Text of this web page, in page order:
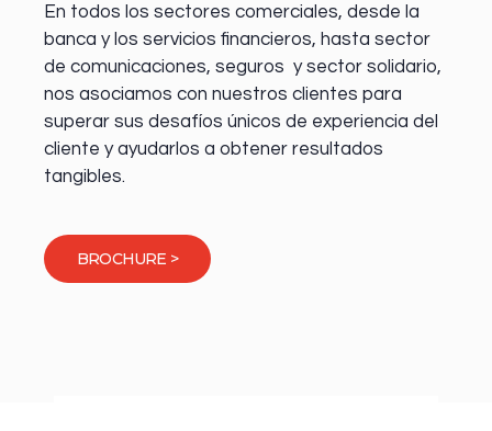
En todos los sectores comerciales, desde la
banca y los servicios financieros, hasta sector
de comunicaciones, seguros y sector solidario,
nos asociamos con nuestros clientes para
superar sus desafíos únicos de experiencia del
cliente y ayudarlos a obtener resultados
tangibles.
BROCHURE >